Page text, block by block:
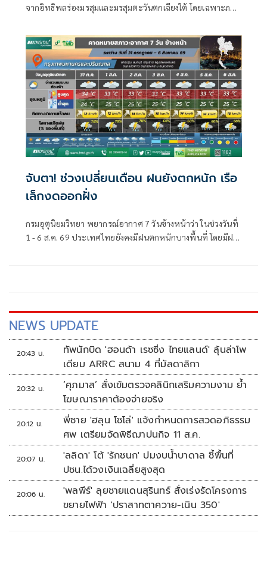
จากอิทธิพลร่องมรสุมและมรสุมตะวันตกเฉียงใต้ โดยเฉพาะภาค
หลาก พร้อมเตือนชาวเรือระวังฝนฟ้าคะนองและคลื่นลมแรงใน
ทะเล
จับตา! ช่วงเปลี่ยนเดือน ฝนยังตกหนัก เรือ
เล็กงดออกฝั่ง
กรมอุตุนิยมวิทยา พยากรณ์อากาศ 7 วันข้างหน้าว่า ในช่วงวันที่
1 - 6 ส.ค. 69 ประเทศไทยยังคงมีฝนตกหนักบางพื้นที่ โดยมีฝน
NEWS UPDATE
20:43 น.
ทัพนักบิด 'ฮอนด้า เรซซิ่ง ไทยแลนด์' ลุ้นล่าโพ
เดียม ARRC สนาม 4 ที่มัลดาลิกา
20:32 น.
‘ศุภมาส’ สั่งเข้มตรวจคลินิกเสริมความงาม ย้ำ
โฆษณาราคาต้องจ่ายจริง
20:12 น.
พี่ชาย 'ฮลุน โซโล่' แจ้งกำหนดการสวดอภิธรรม
ศพ เตรียมจัดพิธีฌาปนกิจ 11 ส.ค.
20:07 น.
'ลลิดา' โต้ 'รักชนก' ปมงบน้ำบาดาล ชี้พื้นที่
ปชน.ได้วงเงินเฉลี่ยสูงสุด
20:06 น.
'พลพีร์' ลุยชายแดนสุรินทร์ สั่งเร่งรัดโครงการ
ขยายไฟฟ้า 'ปราสาทตาควาย-เนิน 350'